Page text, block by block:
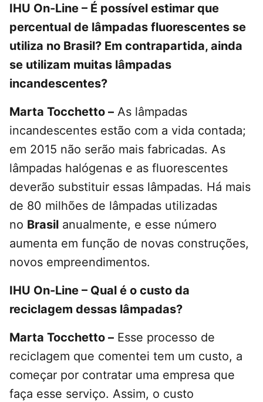
IHU On-Line – É possível estimar que
percentual de lâmpadas fluorescentes se
utiliza no Brasil? Em contrapartida, ainda
se utilizam muitas lâmpadas
incandescentes?
Marta Tocchetto – As lâmpadas
incandescentes estão com a vida contada;
em 2015 não serão mais fabricadas. As
lâmpadas halógenas e as fluorescentes
deverão substituir essas lâmpadas. Há mais
de 80 milhões de lâmpadas utilizadas
no Brasil anualmente, e esse número
aumenta em função de novas construções,
novos empreendimentos.
IHU On-Line – Qual é o custo da
reciclagem dessas lâmpadas?
Marta Tocchetto – Esse processo de
reciclagem que comentei tem um custo, a
começar por contratar uma empresa que
faça esse serviço. Assim, o custo